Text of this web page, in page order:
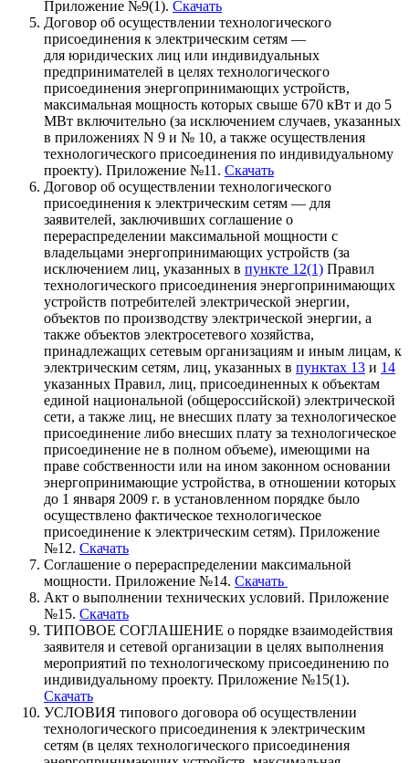
Приложение №9(1). Скачать
Договор об осуществлении технологического
присоединения к электрическим сетям —
для юридических лиц или индивидуальных
предпринимателей в целях технологического
присоединения энергопринимающих устройств,
максимальная мощность которых свыше 670 кВт и до 5
МВт включительно (за исключением случаев, указанных
в приложениях N 9 и № 10, а также осуществления
технологического присоединения по индивидуальному
проекту). Приложение №11. Скачать
Договор об осуществлении технологического
присоединения к электрическим сетям — для
заявителей, заключивших соглашение о
перераспределении максимальной мощности с
владельцами энергопринимающих устройств (за
исключением лиц, указанных в пункте 12(1) Правил
технологического присоединения энергопринимающих
устройств потребителей электрической энергии,
объектов по производству электрической энергии, а
также объектов электросетевого хозяйства,
принадлежащих сетевым организациям и иным лицам, к
электрическим сетям, лиц, указанных в пунктах 13 и 14
указанных Правил, лиц, присоединенных к объектам
единой национальной (общероссийской) электрической
сети, а также лиц, не внесших плату за технологическое
присоединение либо внесших плату за технологическое
присоединение не в полном объеме), имеющими на
праве собственности или на ином законном основании
энергопринимающие устройства, в отношении которых
до 1 января 2009 г. в установленном порядке было
осуществлено фактическое технологическое
присоединение к электрическим сетям). Приложение
№12. Скачать
Соглашение о перераспределении максимальной
мощности. Приложение №14. Скачать
Акт о выполнении технических условий. Приложение
№15. Скачать
ТИПОВОЕ СОГЛАШЕНИЕ о порядке взаимодействия
заявителя и сетевой организации в целях выполнения
мероприятий по технологическому присоединению по
индивидуальному проекту. Приложение №15(1).
Скачать
УСЛОВИЯ типового договора об осуществлении
технологического присоединения к электрическим
сетям (в целях технологического присоединения